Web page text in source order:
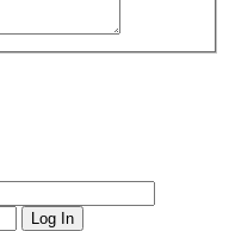
Log In